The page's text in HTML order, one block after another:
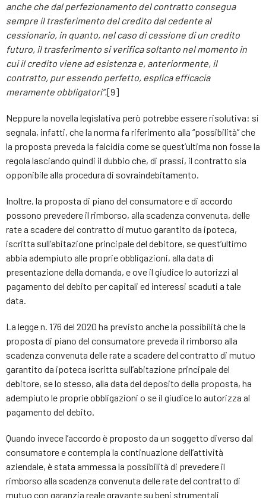
anche che dal perfezionamento del contratto consegua
sempre il trasferimento del credito dal cedente al
cessionario, in quanto, nel caso di cessione di un credito
futuro, il trasferimento si verifica soltanto nel momento in
cui il credito viene ad esistenza e, anteriormente, il
contratto, pur essendo perfetto, esplica efficacia
meramente obbligatori”.[9]
Neppure la novella legislativa però potrebbe essere risolutiva: si
segnala, infatti, che la norma fa riferimento alla “possibilità” che
la proposta preveda la falcidia come se quest’ultima non fosse la
regola lasciando quindi il dubbio che, di prassi, il contratto sia
opponibile alla procedura di sovraindebitamento.
Inoltre, la proposta di piano del consumatore e di accordo
possono prevedere il rimborso, alla scadenza convenuta, delle
rate a scadere del contratto di mutuo garantito da ipoteca,
iscritta sull’abitazione principale del debitore, se quest’ultimo
abbia adempiuto alle proprie obbligazioni, alla data di
presentazione della domanda, e ove il giudice lo autorizzi al
pagamento del debito per capitali ed interessi scaduti a tale
data.
La legge n. 176 del 2020 ha previsto anche la possibilità che la
proposta di piano del consumatore preveda il rimborso alla
scadenza convenuta delle rate a scadere del contratto di mutuo
garantito da ipoteca iscritta sull’abitazione principale del
debitore, se lo stesso, alla data del deposito della proposta, ha
adempiuto le proprie obbligazioni o se il giudice lo autorizza al
pagamento del debito.
Quando invece l’accordo è proposto da un soggetto diverso dal
consumatore e contempla la continuazione dell’attività
aziendale, è stata ammessa la possibilità di prevedere il
rimborso alla scadenza convenuta delle rate del contratto di
mutuo con garanzia reale gravante su beni strumentali